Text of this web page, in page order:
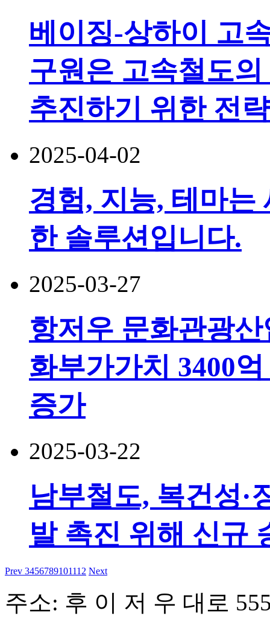
베이징-상하이 고
구원은 고속철도
추진하기 위한 전
2025-04-02
경험, 지능, 테마는
한 솔루션입니다.
2025-03-27
항저우 문화관광
화부가가치 3400
증가
2025-03-22
남부철도, 복건성·
발 촉진 위해 신규
Prev 3456789101112 Next
주소: 후 이 저 우 대로